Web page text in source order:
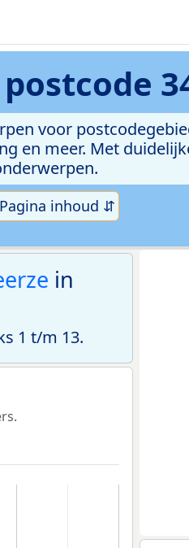
postcode
voor
en meer. Met
Pagina inhoud ⇵
in
1 t/m 13.